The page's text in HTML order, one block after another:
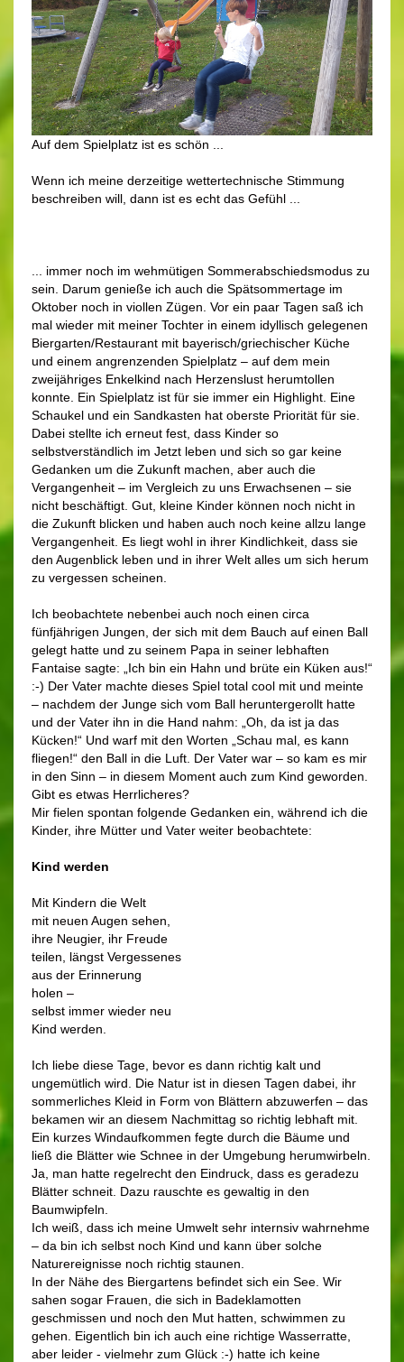
Auf dem Spielplatz ist es schön ...
Wenn ich meine derzeitige wettertechnische Stimmung
beschreiben will, dann ist es echt das Gefühl ...
... immer noch im wehmütigen Sommerabschiedsmodus zu
sein. Darum genieße ich auch die Spätsommertage im
Oktober noch in viollen Zügen. Vor ein paar Tagen saß ich
mal wieder mit meiner Tochter in einem idyllisch gelegenen
Biergarten/Restaurant mit bayerisch/griechischer Küche
und einem angrenzenden Spielplatz – auf dem mein
zweijähriges Enkelkind nach Herzenslust herumtollen
konnte. Ein Spielplatz ist für sie immer ein Highlight. Eine
Schaukel und ein Sandkasten hat oberste Priorität für sie.
Dabei stellte ich erneut fest, dass Kinder so
selbstverständlich im Jetzt leben und sich so gar keine
Gedanken um die Zukunft machen, aber auch die
Vergangenheit – im Vergleich zu uns Erwachsenen – sie
nicht beschäftigt. Gut, kleine Kinder können noch nicht in
die Zukunft blicken und haben auch noch keine allzu lange
Vergangenheit. Es liegt wohl in ihrer Kindlichkeit, dass sie
den Augenblick leben und in ihrer Welt alles um sich herum
zu vergessen scheinen.
Ich beobachtete nebenbei auch noch einen circa
fünfjährigen Jungen, der sich mit dem Bauch auf einen Ball
gelegt hatte und zu seinem Papa in seiner lebhaften
Fantaise sagte: „Ich bin ein Hahn und brüte ein Küken aus!“
:-) Der Vater machte dieses Spiel total cool mit und meinte
– nachdem der Junge sich vom Ball heruntergerollt hatte
und der Vater ihn in die Hand nahm: „Oh, da ist ja das
Kücken!“ Und warf mit den Worten „Schau mal, es kann
fliegen!“ den Ball in die Luft. Der Vater war – so kam es mir
in den Sinn – in diesem Moment auch zum Kind geworden.
Gibt es etwas Herrlicheres?
Mir fielen spontan folgende Gedanken ein, während ich die
Kinder, ihre Mütter und Vater weiter beobachtete:
Kind werden
Mit Kindern die Welt
mit neuen Augen sehen,
ihre Neugier, ihr Freude
teilen, längst Vergessenes
aus der Erinnerung
holen –
selbst immer wieder neu
Kind werden.
Ich liebe diese Tage, bevor es dann richtig kalt und
ungemütlich wird. Die Natur ist in diesen Tagen dabei, ihr
sommerliches Kleid in Form von Blättern abzuwerfen – das
bekamen wir an diesem Nachmittag so richtig lebhaft mit.
Ein kurzes Windaufkommen fegte durch die Bäume und
ließ die Blätter wie Schnee in der Umgebung herumwirbeln.
Ja, man hatte regelrecht den Eindruck, dass es geradezu
Blätter schneit. Dazu rauschte es gewaltig in den
Baumwipfeln.
Ich weiß, dass ich meine Umwelt sehr internsiv wahrnehme
– da bin ich selbst noch Kind und kann über solche
Naturereignisse noch richtig staunen.
In der Nähe des Biergartens befindet sich ein See. Wir
sahen sogar Frauen, die sich in Badeklamotten
geschmissen und noch den Mut hatten, schwimmen zu
gehen. Eigentlich bin ich auch eine richtige Wasserratte,
aber leider - vielmehr zum Glück :-) hatte ich keine